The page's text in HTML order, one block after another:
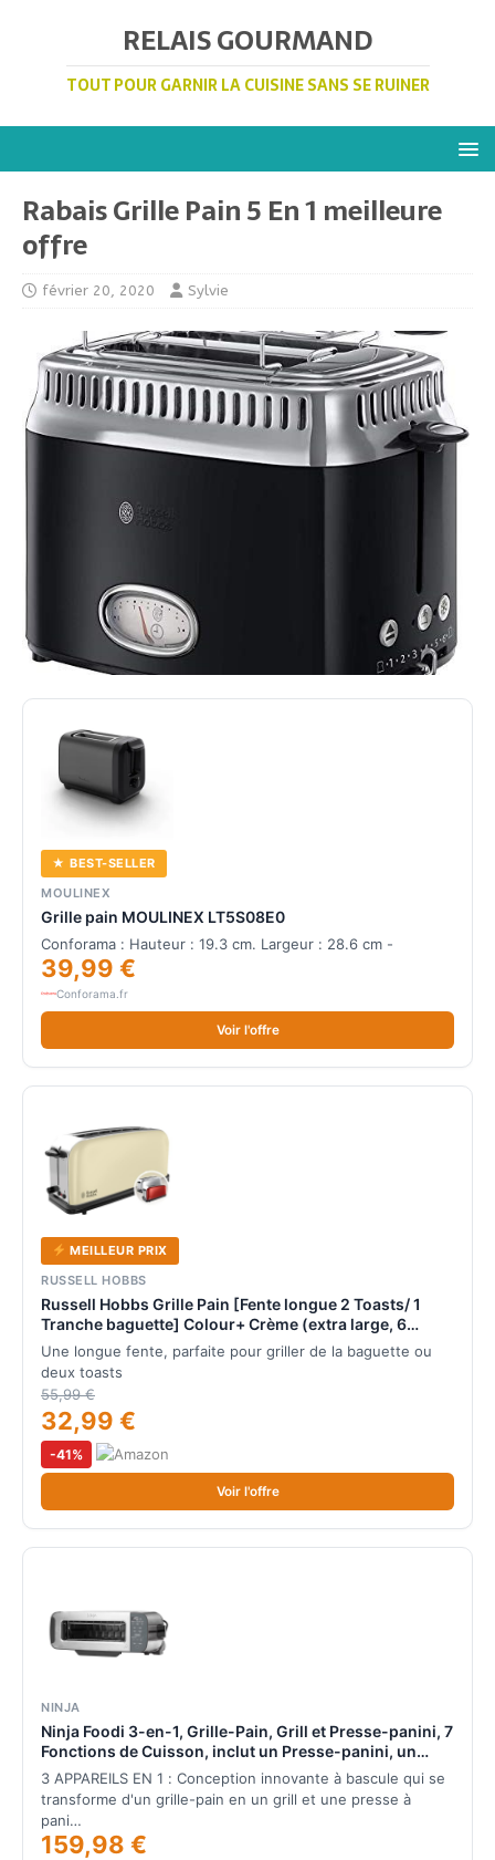
RELAIS GOURMAND
TOUT POUR GARNIR LA CUISINE SANS SE RUINER
Rabais Grille Pain 5 En 1 meilleure
offre
février 20, 2020 Sylvie
★ BEST-SELLER
MOULINEX
Grille pain MOULINEX LT5S08E0
Conforama : Hauteur : 19.3 cm. Largeur : 28.6 cm -
39,99 €
Conforama.fr
Voir l'offre
MEILLEUR PRIX
RUSSELL HOBBS
Russell Hobbs Grille Pain [Fente longue 2 Toasts/ 1
Tranche baguette] Colour+ Crème (extra large, 6
Niveaux de Brunissage rapide, Surélévation,
Décongèle & Réchauffe, 1000W) Toaster 21395-56
Une longue fente, parfaite pour griller de la baguette ou
deux toasts
55,99 €
32,99 €
-41%
Voir l'offre
NINJA
Ninja Foodi 3-en-1, Grille-Pain, Grill et Presse-panini, 7
Fonctions de Cuisson, inclut un Presse-panini, un
Plateau de Cuisson et un Bac à Miettes, en Acier
Inoxydable, ST202EU
3 APPAREILS EN 1 : Conception innovante à bascule qui se
transforme d'un grille-pain en un grill et une presse à
pani…
159,98 €